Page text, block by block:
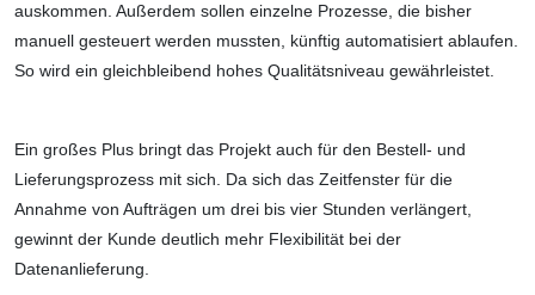
auskommen. Außerdem sollen einzelne Prozesse, die bisher
manuell gesteuert werden mussten, künftig automatisiert ablaufen.
So wird ein gleichbleibend hohes Qualitätsniveau gewährleistet.
Ein großes Plus bringt das Projekt auch für den Bestell- und
Lieferungsprozess mit sich. Da sich das Zeitfenster für die
Annahme von Aufträgen um drei bis vier Stunden verlängert,
gewinnt der Kunde deutlich mehr Flexibilität bei der
Datenanlieferung.